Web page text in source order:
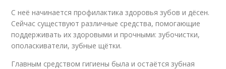
С неё начинается профилактика здоровья зубов и дёсен.
Сейчас существуют различные средства, помогающие
поддерживать их здоровыми и прочными: зубочистки,
ополаскиватели, зубные щётки.
Главным средством гигиены была и остаётся зубная